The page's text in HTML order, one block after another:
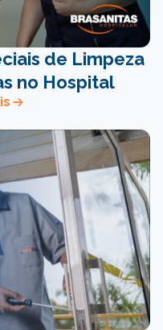
de Limpeza
no Hospital